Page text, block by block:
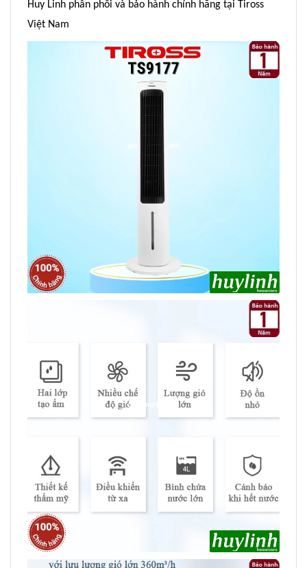
Huy Linh phân phối và bảo hành chính hãng tại Tiross
Việt Nam